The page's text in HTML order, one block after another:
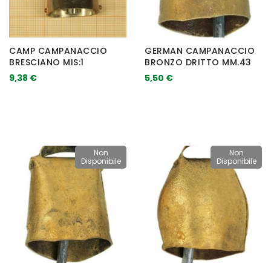
CAMP CAMPANACCIO
BRESCIANO MIS:1
9,38 €
GERMAN CAMPANACCIO
BRONZO DRITTO MM.43
5,50 €
Non
Disponibile
Non
Disponibile